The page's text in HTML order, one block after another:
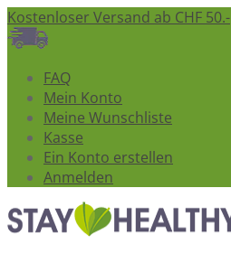
Kostenloser Versand ab CHF 50.-
FAQ
Mein Konto
Meine Wunschliste
Kasse
Ein Konto erstellen
Anmelden